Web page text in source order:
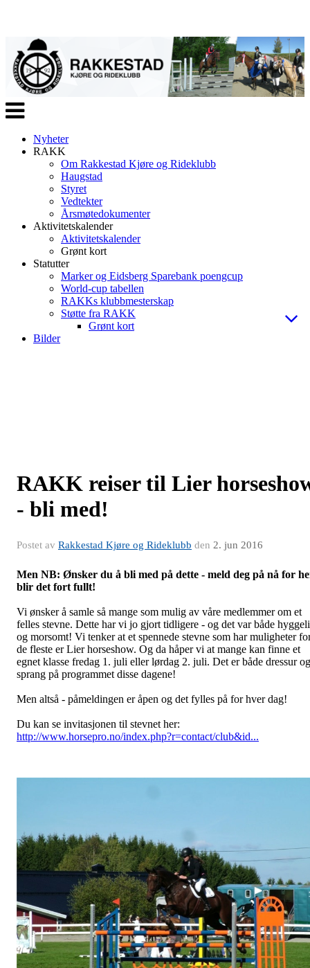
Veksle
navigasjon
Nyheter
RAKK
Om Rakkestad Kjøre og Rideklubb
Haugstad
Styret
Vedtekter
Årsmøtedokumenter
Aktivitetskalender
Aktivitetskalender
Grønt kort
Statutter
Marker og Eidsberg Sparebank poengcup
World-cup tabellen
RAKKs klubbmesterskap
Støtte fra RAKK
Grønt kort
Bilder
RAKK reiser til Lier
- bli med!
Postet av Rakkestad Kjøre og Rideklubb den 2. jun 2016
Men NB: Ønsker du å bli med på dette - meld deg på nå for
blir det fort fullt!
Vi ønsker å samle så mange som mulig av våre medlemmer om et
felles stevne. Dette har vi jo gjort tidligere - og det var både
og morsomt! Vi tenker at et spennede stevne som har muligheter
de fleste er Lier horseshow. Og da håper vi at mange kan finne et
egnet klasse fredag 1. juli eller lørdag 2. juli. Det er både dressur og
sprang på programmet disse dagene!
Men altså - påmeldingen er åpen og det fylles på for hver dag!
Du kan se invitasjonen til stevnet her:
http://www.horsepro.no/index.php?r=contact/club&id...